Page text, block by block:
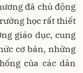
đã chủ động
học rất thiết
giáo dục, cung
cơ bản, những
của các dân